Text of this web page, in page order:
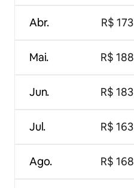
Abr.
Mai.
Jun.
Jul.
Ago.
R$ 173
R$ 188
R$ 183
R$ 163
R$ 168